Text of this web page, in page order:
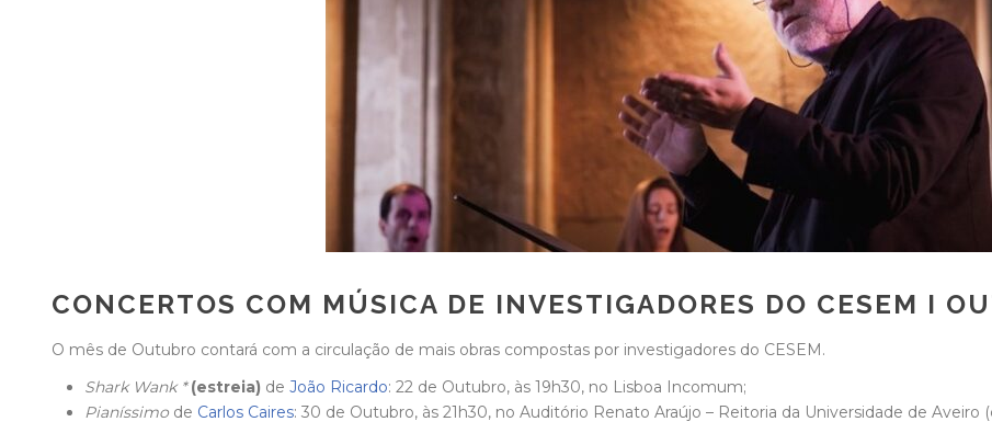
CONCERTOS COM MÚSICA DE INVESTIGADORES DO CESEM I
O mês de Outubro contará com a circulação de mais obras compostas por investigadores do CESEM.
Shark Wank *(estreia) de João Ricardo: 22 de Outubro, às 19h30, no Lisboa Incomum;
Pianíssimo de Carlos Caires: 30 de Outubro, às 21h30, no Auditório Renato Araújo – Reitoria da Universidade de Aveiro